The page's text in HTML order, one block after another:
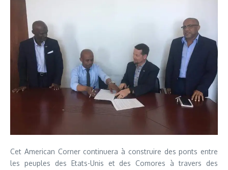
Cet American Corner continuera à construire des ponts entre
les peuples des Etats-Unis et des Comores à travers des